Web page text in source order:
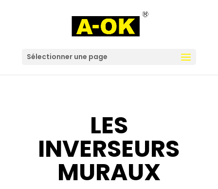
Sélectionner une page
LES
INVERSEURS
MURAUX